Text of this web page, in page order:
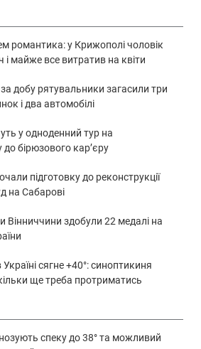
романтика: у Крижополі чоловік
і майже все витратив на квіти
добу рятувальники загасили три
і два автомобілі
у одноденний тур на
бірюзового кар’єру
підготовку до реконструкції
на Сабарові
Вінниччини здобули 22 медалі на
сягне +40°: синоптикиня
ще треба протриматись
спеку до 38° та можливий